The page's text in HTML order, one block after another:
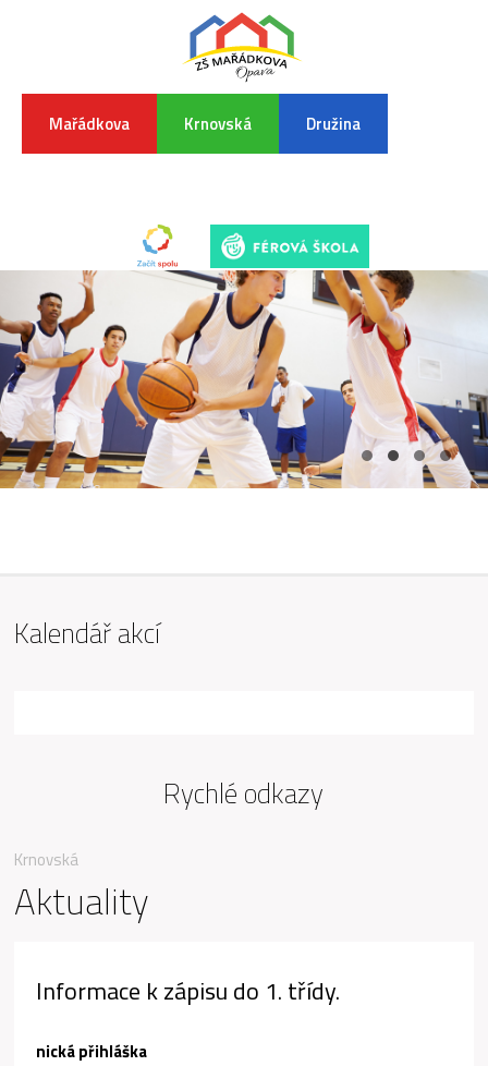
Mařádkova Krnovská Družina
Krnovská
Aktuality
Informace k zápisu do 1. třídy.
nická přihláška
Kalendář akcí
Rychlé odkazy